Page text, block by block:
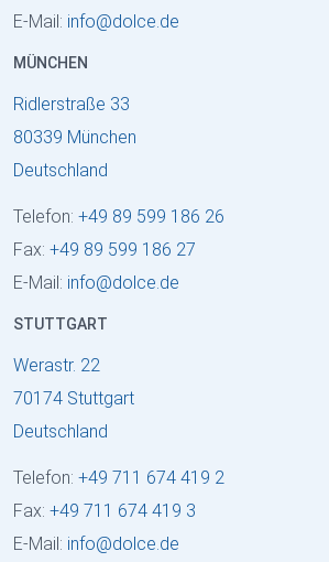
E-Mail: info@dolce de
MÜNCHEN
Ridlerstraße 33
80339 München
Deutschland
Telefon: +49 89 599 186 26
Fax: +49 89 599 186 27
E-Mail: info@dolce de
STUTTGART
Werastr. 22
70174 Stuttgart
Deutschland
Telefon: +49 711 674 419 2
Fax: +49 711 674 419 3
E-Mail: info@dolce de